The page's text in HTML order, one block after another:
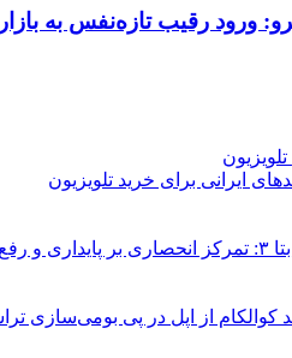
ایرانی برای خرید تلویزیون
کوالکام از اپل در پی بومی‌سازی